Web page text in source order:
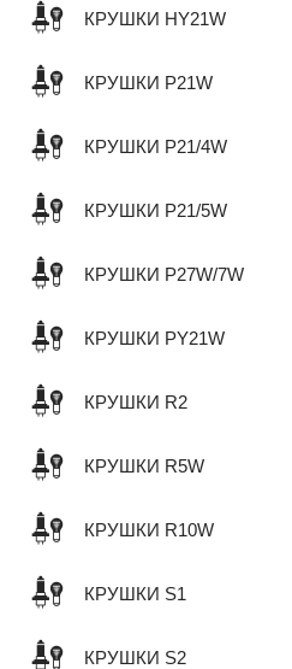
КРУШКИ HY21W
КРУШКИ P21W
КРУШКИ P21/4W
КРУШКИ P21/5W
КРУШКИ P27W/7W
КРУШКИ PY21W
КРУШКИ R2
КРУШКИ R5W
КРУШКИ R10W
КРУШКИ S1
КРУШКИ S2